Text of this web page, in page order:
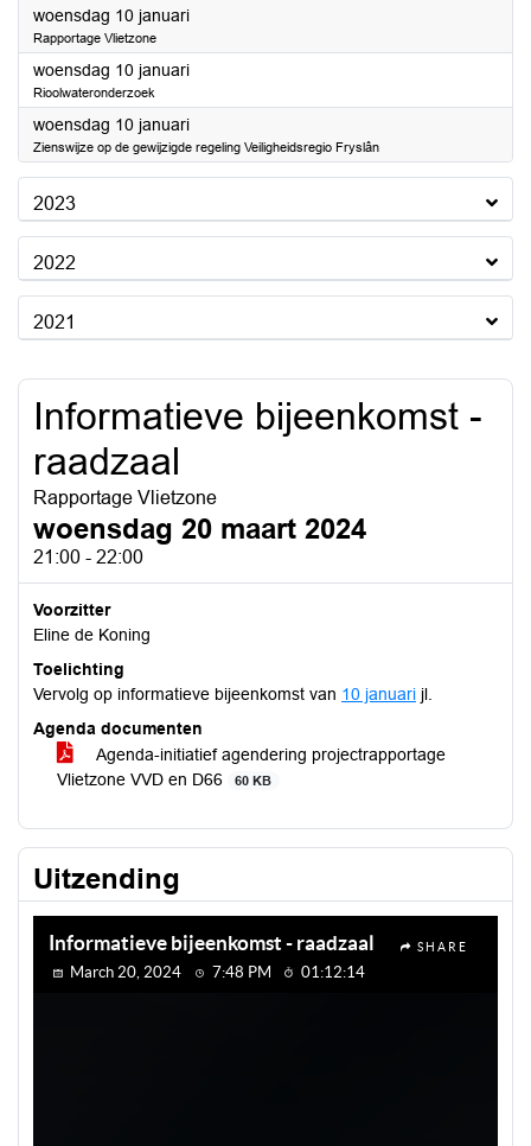
woensdag 10 januari2024
Rapportage Vlietzone
woensdag 10 januari2024
Rioolwateronderzoek
woensdag 10 januari2024
Zienswijze op de gewijzigde regeling Veiligheidsregio Fryslân
2023
2022
2021
Informatieve bijeenkomst -
raadzaal
Rapportage Vlietzone
woensdag 20 maart 2024
21:00 - 22:00
Voorzitter
Eline de Koning
Toelichting
Vervolg op informatieve bijeenkomst van 10 januari jl.
Agenda documenten
Agenda-initiatief agendering projectrapportage
Vlietzone VVD en D66
60 KB
Uitzending